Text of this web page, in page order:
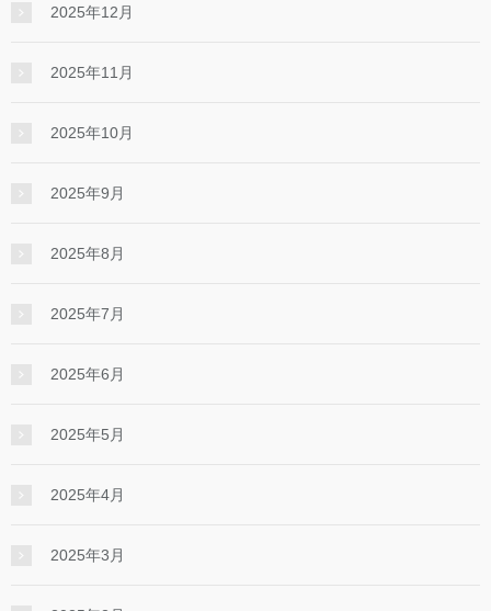
2025年12月
2025年11月
2025年10月
2025年9月
2025年8月
2025年7月
2025年6月
2025年5月
2025年4月
2025年3月